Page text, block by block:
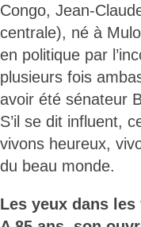
Congo, Jean-
centrale), né à
en politique par
plusieurs fois
avoir été sénateur
S’il se dit influent,
vivons heureux,
du beau monde.
Les yeux dans les